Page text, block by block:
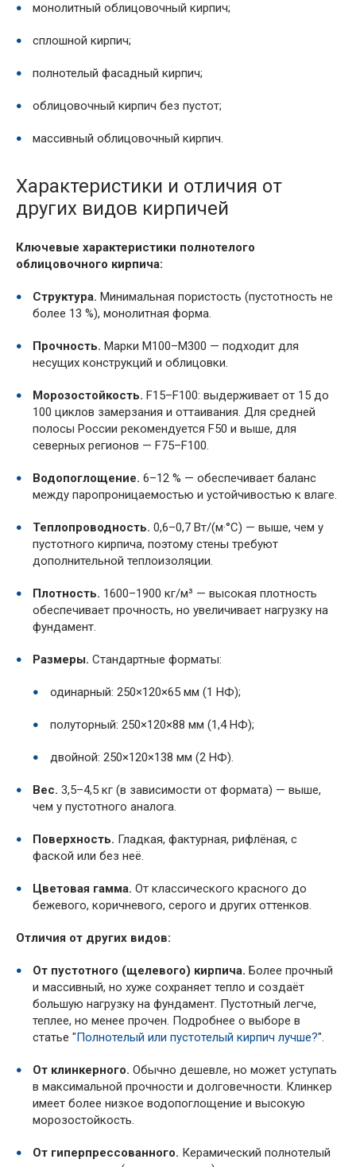
монолитный облицовочный кирпич;
сплошной кирпич;
полнотелый фасадный кирпич;
облицовочный кирпич без пустот;
массивный облицовочный кирпич.
Характеристики и отличия от
других видов кирпичей
Ключевые характеристики полнотелого
облицовочного кирпича:
Структура. Минимальная пористость (пустотность не
более 13 %), монолитная форма.
Прочность. Марки М100–М300 — подходит для
несущих конструкций и облицовки.
Морозостойкость. F15–F100: выдерживает от 15 до
100 циклов замерзания и оттаивания. Для средней
полосы России рекомендуется F50 и выше, для
северных регионов — F75–F100.
Водопоглощение. 6–12 % — обеспечивает баланс
между паропроницаемостью и устойчивостью к влаге.
Теплопроводность. 0,6–0,7 Вт/(м·°C) — выше, чем у
пустотного кирпича, поэтому стены требуют
дополнительной теплоизоляции.
Плотность. 1600–1900 кг/м³ — высокая плотность
обеспечивает прочность, но увеличивает нагрузку на
фундамент.
Размеры. Стандартные форматы:
одинарный: 250×120×65 мм (1 НФ);
полуторный: 250×120×88 мм (1,4 НФ);
двойной: 250×120×138 мм (2 НФ).
Вес. 3,5–4,5 кг (в зависимости от формата) — выше,
чем у пустотного аналога.
Поверхность. Гладкая, фактурная, рифлёная, с
фаской или без неё.
Цветовая гамма. От классического красного до
бежевого, коричневого, серого и других оттенков.
Отличия от других видов:
От пустотного (щелевого) кирпича. Более прочный
и массивный, но хуже сохраняет тепло и создаёт
большую нагрузку на фундамент. Пустотный легче,
теплее, но менее прочен. Подробнее о выборе в
статье " Полнотелый или пустотелый кирпич лучше?".
От клинкерного. Обычно дешевле, но может уступать
в максимальной прочности и долговечности. Клинкер
имеет более низкое водопоглощение и высокую
морозостойкость.
От гиперпрессованного. Керамический полнотелый